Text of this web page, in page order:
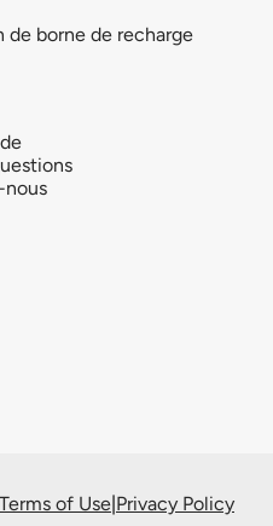
de borne de recharge
Terms of Use|Privacy Policy